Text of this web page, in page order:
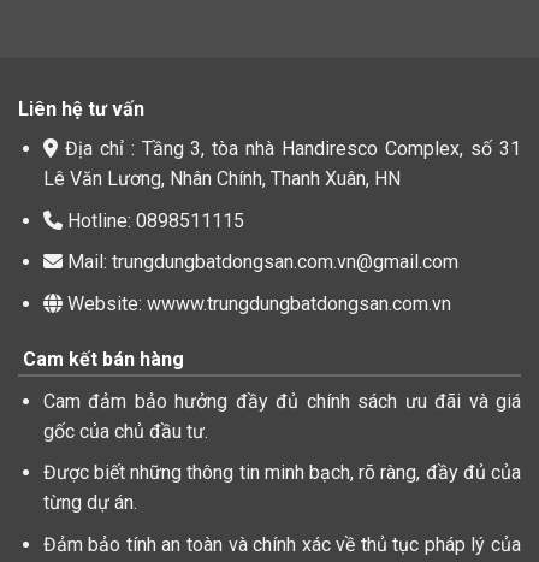
Liên hệ tư vấn
Địa chỉ : Tầng 3, tòa nhà Handiresco Complex, số 31
Lê Văn Lương, Nhân Chính, Thanh Xuân, HN
Hotline: 0898511115
Mail: trungdungbatdongsan.com.vn@gmail.com
Website: wwww.trungdungbatdongsan.com.vn
Cam kết bán hàng
Cam đảm bảo hưởng đầy đủ chính sách ưu đãi và giá
gốc của chủ đầu tư.
Được biết những thông tin minh bạch, rõ ràng, đầy đủ của
từng dự án.
Đảm bảo tính an toàn và chính xác về thủ tục pháp lý của